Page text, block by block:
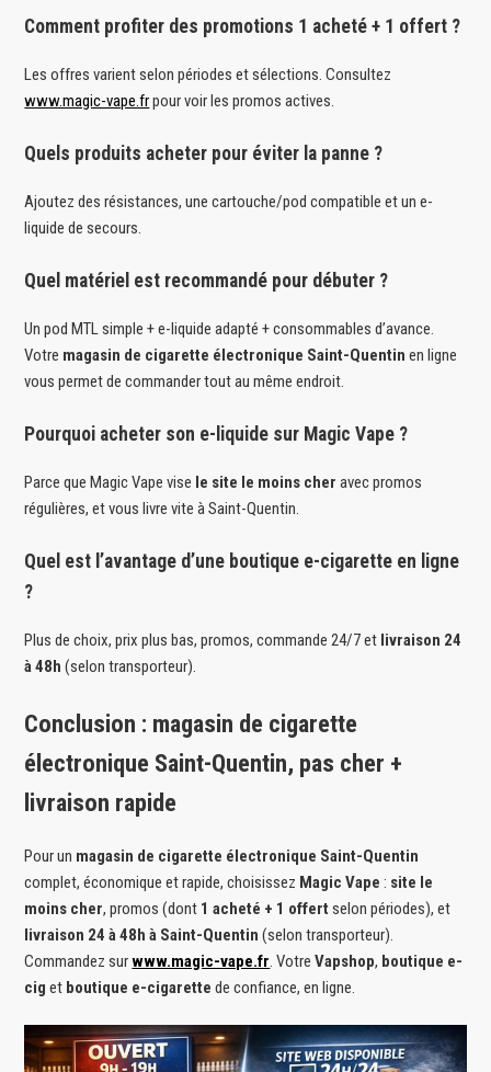
Comment profiter des promotions 1 acheté + 1 offert ?
Les offres varient selon périodes et sélections. Consultez
www.magic-vape.frpour voir les promos actives.
Quels produits acheter pour éviter la panne ?
Ajoutez des résistances, une cartouche/pod compatible et un e-
liquide de secours.
Quel matériel est recommandé pour débuter ?
Un pod MTL simple + e-liquide adapté + consommables d’avance.
Votre magasin de cigarette électronique Saint-Quentin en ligne
vous permet de commander tout au même endroit.
Pourquoi acheter son e-liquide sur Magic Vape ?
Parce que Magic Vape vise le site le moins cher avec promos
régulières, et vous livre vite à Saint-Quentin.
Quel est l’avantage d’une boutique e-cigarette en ligne
?
Plus de choix, prix plus bas, promos, commande 24/7 et livraison 24
à 48h (selon transporteur).
Conclusion : magasin de cigarette
électronique Saint-Quentin, pas cher +
livraison rapide
Pour un magasin de cigarette électronique Saint-Quentin
complet, économique et rapide, choisissez Magic Vape : site le
moins cher, promos (dont 1 acheté + 1 offert selon périodes), et
livraison 24 à 48h à Saint-Quentin (selon transporteur).
Commandez surwww.magic-vape.fr. VotreVapshop, boutique e-
cig et boutique e-cigarette de confiance, en ligne.